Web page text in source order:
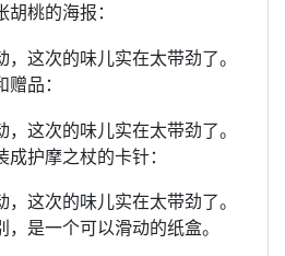
桃的海报：
品：
护摩之杖的卡针：
是一个可以滑动的纸盒。